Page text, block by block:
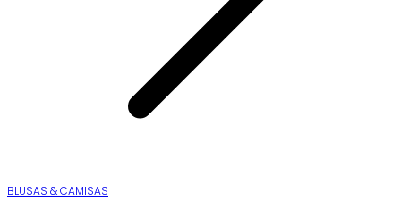
BLUSAS & CAMISAS